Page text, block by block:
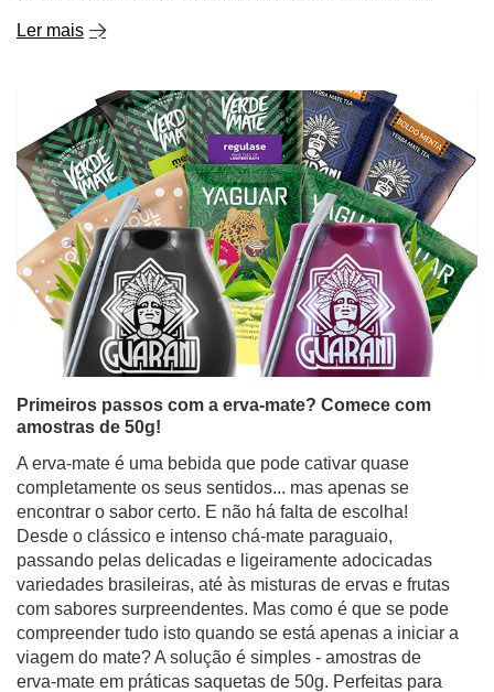
Ler mais
Primeiros passos com a erva-mate? Comece com
amostras de 50g!
A erva-mate é uma bebida que pode cativar quase
completamente os seus sentidos... mas apenas se
encontrar o sabor certo. E não há falta de escolha!
Desde o clássico e intenso chá-mate paraguaio,
passando pelas delicadas e ligeiramente adocicadas
variedades brasileiras, até às misturas de ervas e frutas
com sabores surpreendentes. Mas como é que se pode
compreender tudo isto quando se está apenas a iniciar a
viagem do mate? A solução é simples - amostras de
erva-mate em práticas saquetas de 50g. Perfeitas para